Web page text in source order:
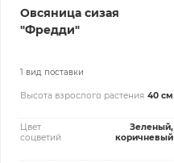
Овсяница сизая
"Фредди"
1 вид поставки
Высота взрослого растения 40 см
Цвет
соцветий
Зеленый,
коричневый